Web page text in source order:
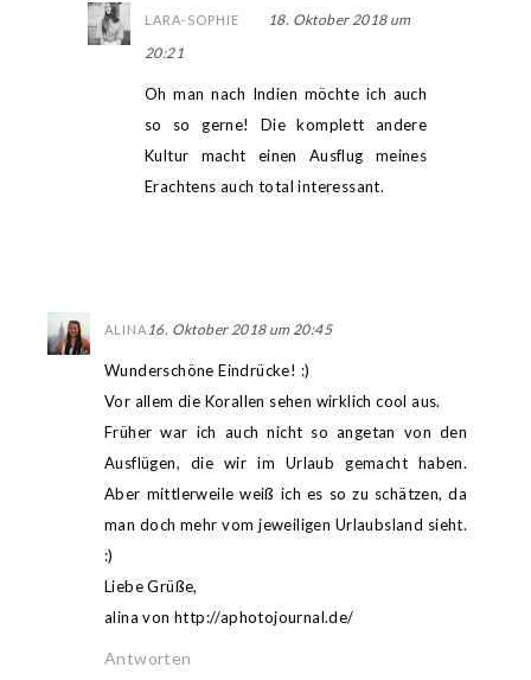
LARA-SOPHIE
18. Oktober 2018 um
20:21
Oh man nach Indien möchte ich auch
so so gerne! Die komplett andere
Kultur macht einen Ausflug meines
Erachtens auch total interessant.
ALINA16. Oktober 2018 um 20:45
Wunderschöne Eindrücke! :)
Vor allem die Korallen sehen wirklich cool aus.
Früher war ich auch nicht so angetan von den
Ausflügen, die wir im Urlaub gemacht haben.
Aber mittlerweile weiß ich es so zu schätzen, da
man doch mehr vom jeweiligen Urlaubsland sieht.
:)
Liebe Grüße,
alina von http://aphotojournal.de/
Antworten